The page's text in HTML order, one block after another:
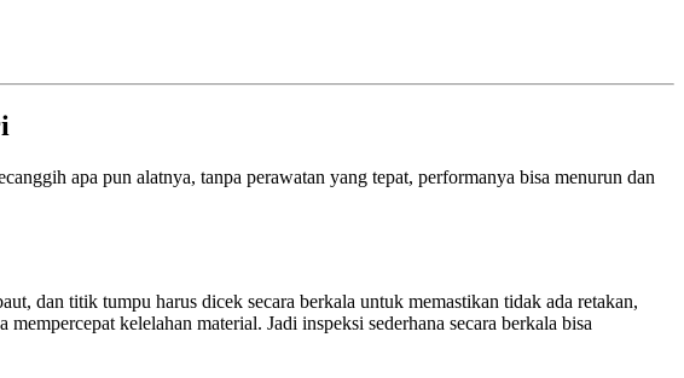
apa pun alatnya, tanpa perawatan yang tepat, performanya bisa menurun dan
dan titik tumpu harus dicek secara berkala untuk memastikan tidak ada retakan,
kelelahan material. Jadi inspeksi sederhana secara berkala bisa